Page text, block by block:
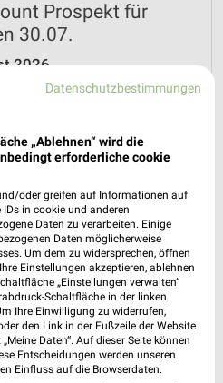
Prospekt für
30.07.
2026
GETRÄNKE GRILLEN
Datenschutzbestimmungen
„Ablehnen“ wird die
erforderliche cookie
oder greifen auf Informationen auf
IDs in cookie und anderen
Daten zu verarbeiten. Einige
Daten möglicherweise
Um dem zu widersprechen, öffnen
Einstellungen akzeptieren, ablehnen
„Einstellungen verwalten“
Schaltfläche in der linken
Ihre Einwilligung zu widerrufen,
den Link in der Fußzeile der Website
Daten“. Auf dieser Seite können
Entscheidungen werden unseren
Einfluss auf die Browserdaten.